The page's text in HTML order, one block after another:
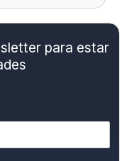
para estar